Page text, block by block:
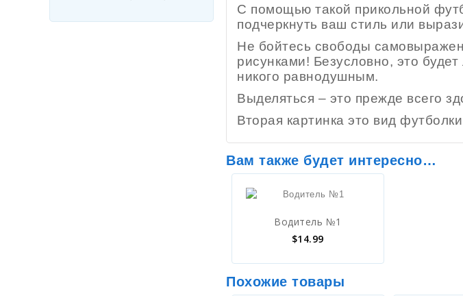
С помощью такой прикольной
подчеркнуть ваш стиль или
Не бойтесь свободы
рисунками! Безусловно, это
никого равнодушным.
Выделяться – это прежде всего
Вторая картинка это вид
Вам также будет интересно…
Водитель №1
$14.99
Похожие товары